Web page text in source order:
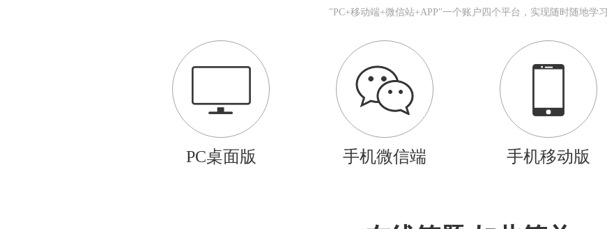
"PC+移动端+微信站+APP"一个账户四个平台，实现随时随地学习
PC桌面版 手机微信端 手机移动版